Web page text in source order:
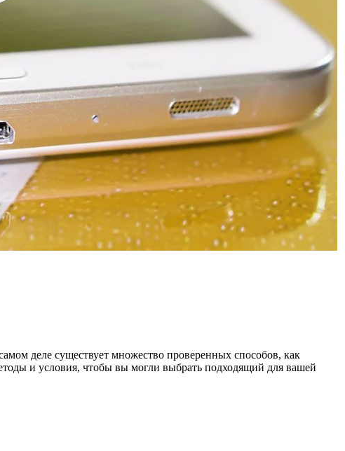
деле существует множество проверенных способов, как
и условия, чтобы вы могли выбрать подходящий для вашей